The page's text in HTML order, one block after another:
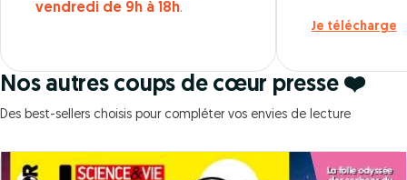
vendredi de 9h à 18h.
Je télécharge
Nos autres coups de cœur presse ❤️
Des best-sellers choisis pour compléter vos envies de lecture